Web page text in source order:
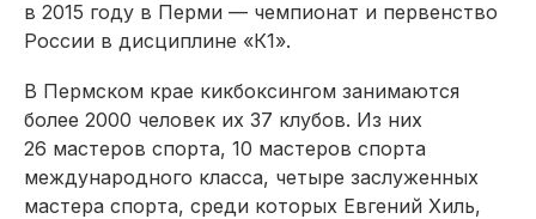
в 2015 году в Перми — чемпионат и первенство
России в дисциплине «К1».
В Пермском крае кикбоксингом занимаются
более 2000 человек их 37 клубов. Из них
26 мастеров спорта, 10 мастеров спорта
международного класса, четыре заслуженных
мастера спорта, среди которых Евгений Хиль,